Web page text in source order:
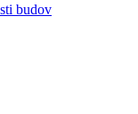
budov